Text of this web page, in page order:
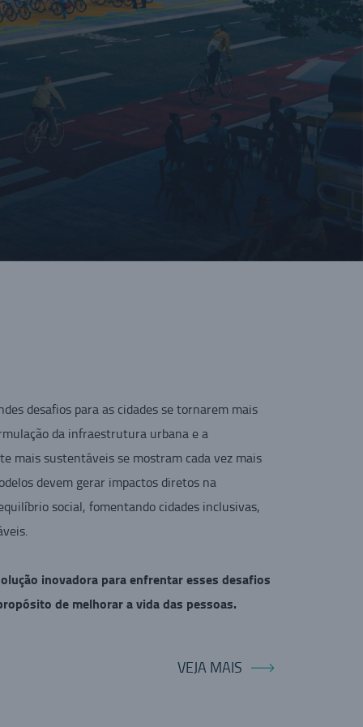
desafios para as cidades se tornarem mais
da infraestrutura urbana e a
mais sustentáveis se mostram cada vez mais
devem gerar impactos diretos na
social, fomentando cidades inclusivas,
inovadora para enfrentar esses desafios
de melhorar a vida das pessoas.
VEJA MAIS